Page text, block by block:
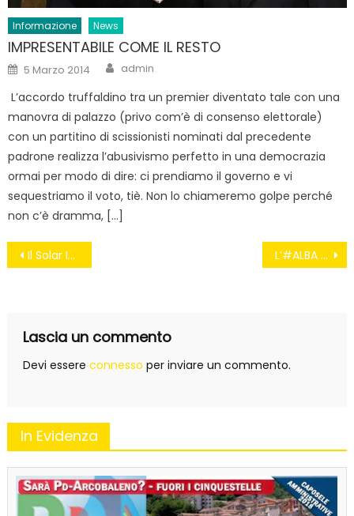
Informazione News
IMPRESENTABILE COME IL RESTO
Posted
on
5 Marzo 2014 Author
admin
L’accordo truffaldino tra un premier diventato tale con una
manovra di palazzo (privo com’è di consenso elettorale)
con un partitino di scissionisti nominati dal precedente
padrone realizza l’abusivismo perfetto in una democrazia
ormai per modo di dire: ci prendiamo il governo e vi
sequestriamo il voto, tiè. Non lo chiameremo golpe perché
non c’è dramma, […]
Navigazione
Il Solar Impulse 2 e l’innovazione tecnologica italiana #si2 L’#ALBA di una nuova Europa
Lascia un commento
Devi essere connesso per inviare un commento.
In Evidenza